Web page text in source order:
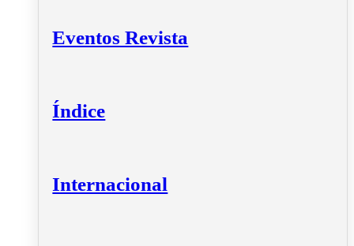
Eventos Revista
Índice
Internacional